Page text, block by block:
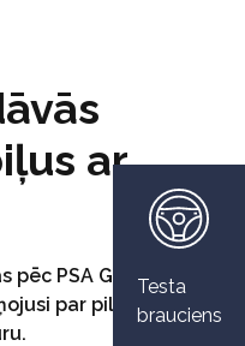
Testa
brauciens
ar
PSA Groupe un
par pilnīgi jaunu